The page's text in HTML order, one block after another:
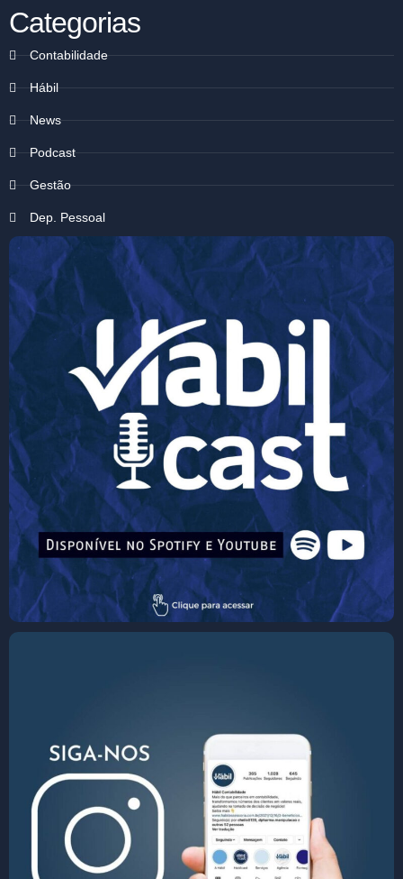
Categorias
Contabilidade
Hábil
News
Podcast
Gestão
Dep. Pessoal